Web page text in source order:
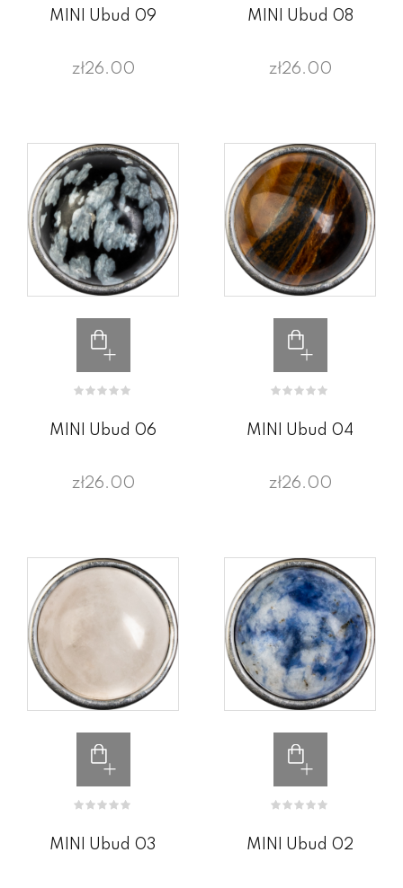
MINI Ubud 09
zł26.00
MINI Ubud 08
zł26.00
MINI Ubud 06
zł26.00
MINI Ubud 04
zł26.00
MINI Ubud 03 MINI Ubud 02